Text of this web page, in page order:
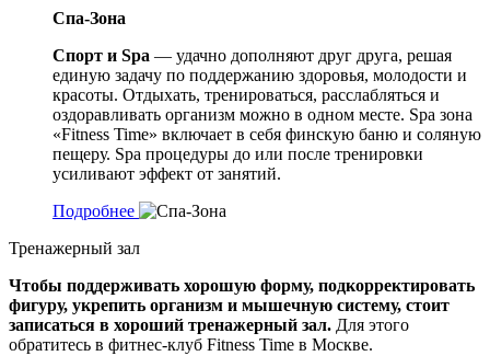
Спа-Зона
Спорт и Spa — удачно дополняют друг друга, решая
единую задачу по поддержанию здоровья, молодости и
красоты. Отдыхать, тренироваться, расслабляться и
оздоравливать организм можно в одном месте. Spa зона
«Fitness Time» включает в себя финскую баню и соляную
пещеру. Spa процедуры до или после тренировки
усиливают эффект от занятий.
Подробнее
Тренажерный зал
Чтобы поддерживать хорошую форму, подкорректировать
фигуру, укрепить организм и мышечную систему, стоит
записаться в хороший тренажерный зал. Для этого
обратитесь в фитнес-клуб Fitness Time в Москве.